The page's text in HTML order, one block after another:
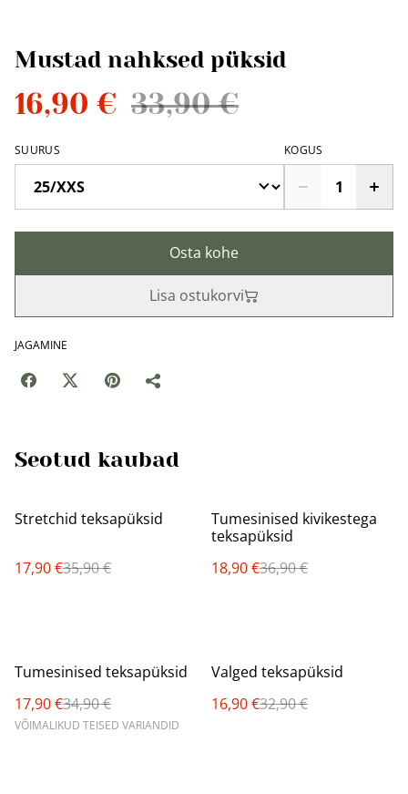
Mustad nahksed püksid
16,90 € 33,90 €
SUURUS KOGUS
Osta kohe
Lisa ostukorvi
JAGAMINE
Seotud kaubad
%
Stretchid teksapüksid
17,90 €35,90 €
%
Tumesinised kivikestega
teksapüksid
18,90 €36,90 €
%
Tumesinised teksapüksid
17,90 €34,90 €
VÕIMALIKUD TEISED VARIANDID
%
Valged teksapüksid
16,90 €32,90 €